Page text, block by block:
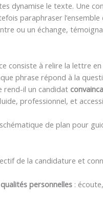
dynamise le texte. Une
paraphraser
ou un échange,
consiste à relire la lettre en
phrase répond à la
rend-il un candidat
professionnel, et
de plan pour
de la candidature et
personnelles :